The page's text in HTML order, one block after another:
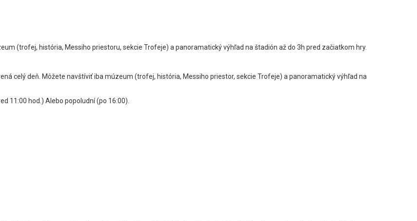
(trofej, história, Messiho priestoru, sekcie Trofeje) a panoramatický výhľad na štadión až do 3h pred začiatkom hry.
celý deň. Môžete navštíviť iba múzeum (trofej, história, Messiho priestor, sekcie Trofeje) a panoramatický výhľad na
11:00 hod.) Alebo popoludní (po 16:00).